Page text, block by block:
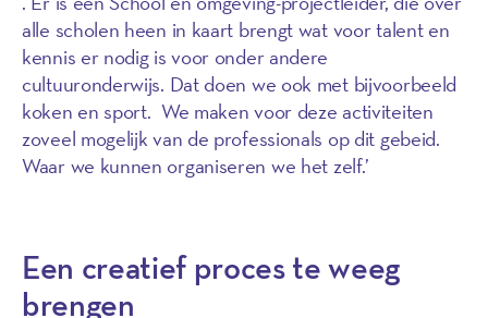
alle scholen heen in kaart brengt wat voor talent en
kennis er nodig is voor onder andere
cultuuronderwijs. Dat doen we ook met bijvoorbeeld
koken en sport. We maken voor deze activiteiten
zoveel mogelijk van de professionals op dit gebeid.
Waar we kunnen organiseren we het zelf.’
Een creatief proces te weeg
brengen